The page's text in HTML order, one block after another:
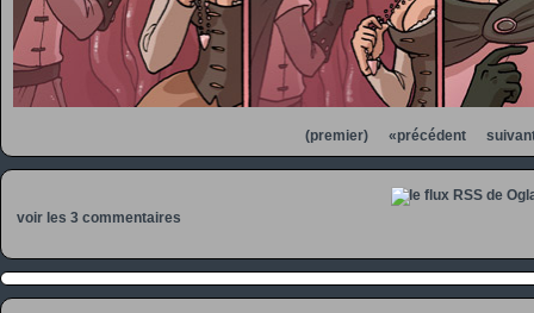
(premier) «précédent
voir les 3 commentaires